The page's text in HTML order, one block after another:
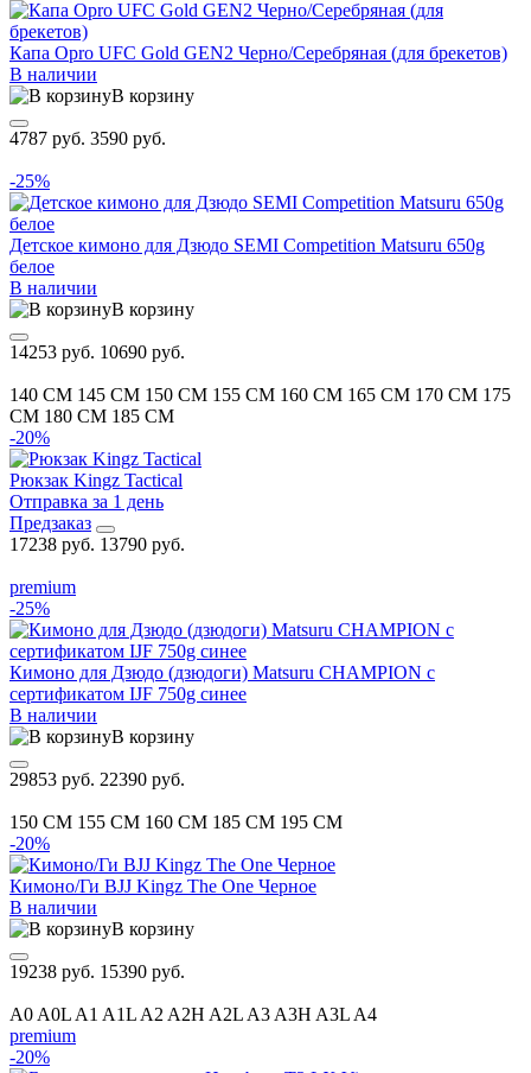
Капа Opro UFC Gold GEN2 Черно/Серебряная (для брекетов)
В наличии
В корзину
4787 руб. 3590 руб.
-25%
Детское кимоно для Дзюдо SEMI Competition Matsuru 650g
белое
В наличии
В корзину
14253 руб. 10690 руб.
140 CM 145 CM 150 CM 155 CM 160 CM 165 CM 170 CM 175
CM 180 CM 185 CM
-20%
Рюкзак Kingz Tactical
Отправка за 1 день
Предзаказ
17238 руб. 13790 руб.
premium
-25%
Кимоно для Дзюдо (дзюдоги) Matsuru CHAMPION с
сертификатом IJF 750g синее
В наличии
В корзину
29853 руб. 22390 руб.
150 CM 155 CM 160 CM 185 CM 195 CM
-20%
Кимоно/Ги BJJ Kingz The One Черное
В наличии
В корзину
19238 руб. 15390 руб.
A0 A0L A1 A1L A2 A2H A2L A3 A3H A3L A4
premium
-20%